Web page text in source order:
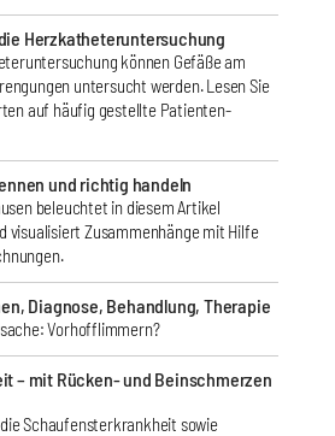
Herzkatheteruntersuchung
können Gefäße am
untersucht werden. Lesen Sie
auf häufig gestellte Patienten-
und richtig handeln
beleuchtet in diesem Artikel
visualisiert Zusammenhänge mit Hilfe
Diagnose, Behandlung, Therapie
Vorhofflimmern?
– mit Rücken- und Beinschmerzen
Schaufensterkrankheit sowie